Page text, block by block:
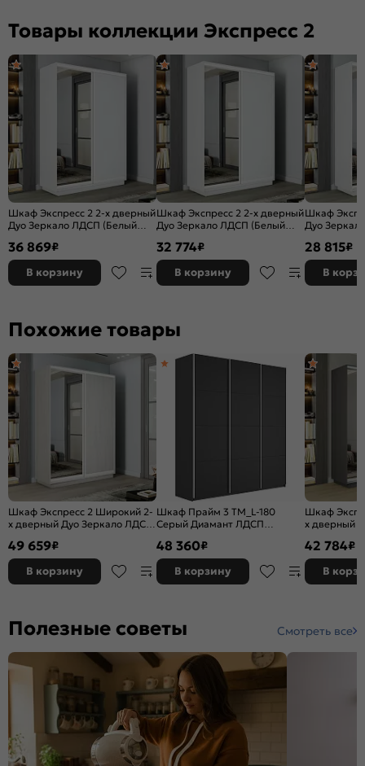
Товары коллекции Экспресс 2
Шкаф Экспресс 2 2-х дверный
Дуо Зеркало ЛДСП (Белый
1600x2200x450
36 869₽
В корзину
Шкаф Экспресс 2 2-х дверный
Дуо Зеркало ЛДСП (Белый
1400x2200x450
32 774₽
В корзину
Шкаф
Дуо
28 815₽
В
Похожие товары
Шкаф Экспресс 2 Широкий 2-
х дверный Дуо Зеркало ЛДСП
светлый 1800*2400*600
49 659₽
В корзину
Шкаф Прайм 3 TM_L-180
Серый Диамант ЛДСП
48 360₽
В корзину
Шкаф
х дверный
Диамант
42 784₽
В
Полезные советы Смотреть все